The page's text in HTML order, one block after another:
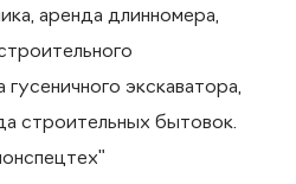
аренда длинномера,
экскаватора,
строительных бытовок.